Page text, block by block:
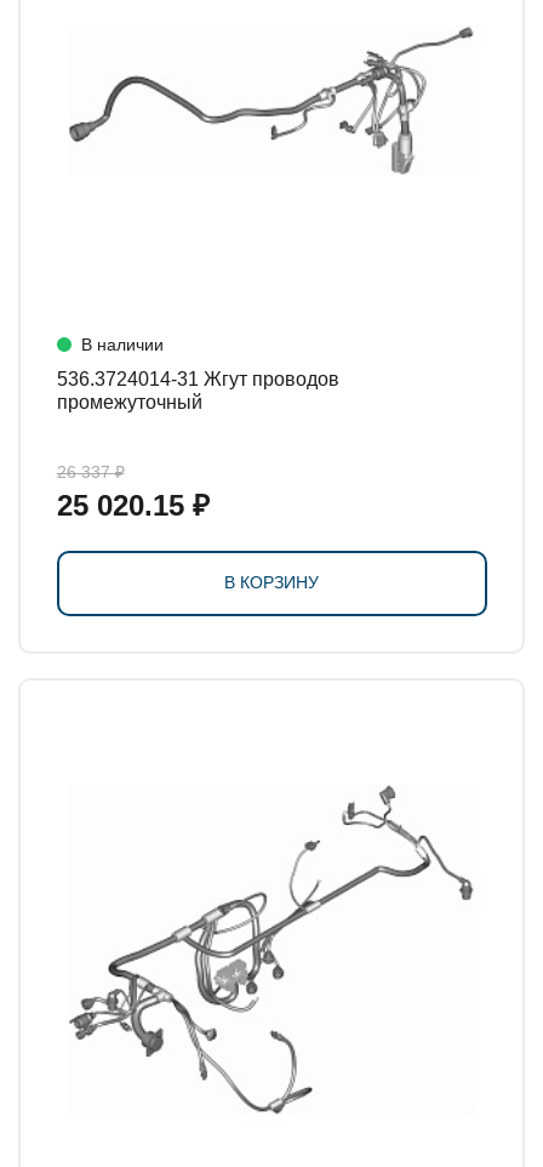
В наличии
536.3724014-31 Жгут проводов
промежуточный
26 337 ₽
25 020.15 ₽
В КОРЗИНУ